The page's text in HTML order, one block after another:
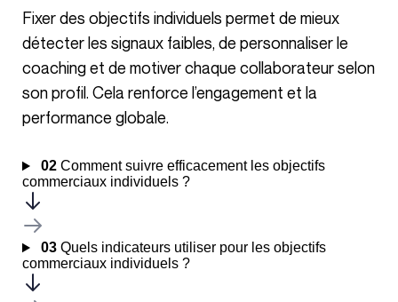
Fixer des objectifs individuels permet de mieux
détecter les signaux faibles, de personnaliser le
coaching et de motiver chaque collaborateur selon
son profil. Cela renforce l’engagement et la
performance globale.
02Comment suivre efficacement les objectifs
commerciaux individuels ?
03Quels indicateurs utiliser pour les objectifs
commerciaux individuels ?